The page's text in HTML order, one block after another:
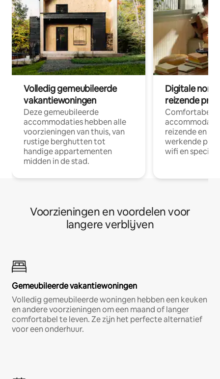
Volledig gemeubileerde
vakantiewoningen
Deze gemeubileerde
accommodaties hebben alle
voorzieningen van thuis, van
rustige berghutten tot
handige appartementen
midden in de stad.
Digitale
reizende
Comfortabele
reizende en
werkende
wifi en
Voorzieningen en voordelen voor
langere verblijven
Gemeubileerde vakantiewoningen
Volledig gemeubileerde woningen hebben een keuken
en andere voorzieningen om een maand of langer
comfortabel te leven. Ze zijn het perfecte alternatief
voor een onderhuur.